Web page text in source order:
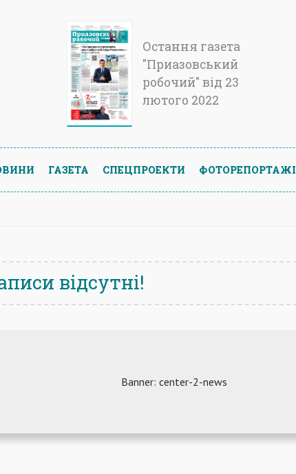
Остання газета
"Приазовський
робочий" від 23
лютого 2022
ГАЗЕТА СПЕЦПРОЕКТИ ФОТОРЕПОРТАЖІ
відсутні!